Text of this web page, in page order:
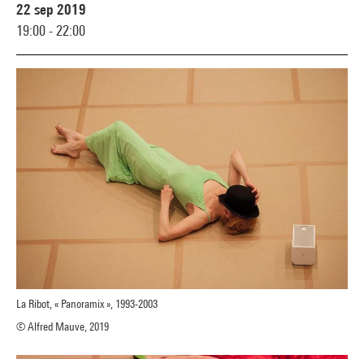
La Ribot, « Panoramix », 1993-2003
© Alfred Mauve, 2019
22 sep 2019
19:00 - 22:00